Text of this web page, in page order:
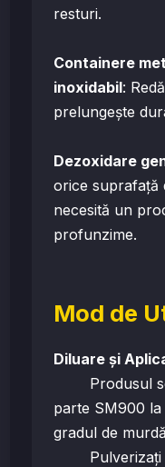
resturi.
Containere
inoxidabil:
prelungește
Dezoxidare
orice suprafață
necesită un
profunzime.
Mod de
Diluare și
Produsul se
parte SM900
gradul de
Pulverizați